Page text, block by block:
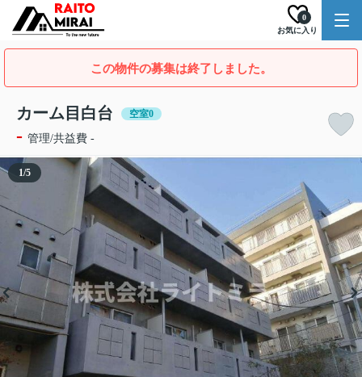
お気に入り
0
この物件の募集は終了しました。
カーム目白台 空室0
- 管理/共益費 -
1/5